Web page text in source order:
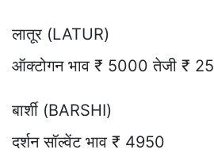
लातूर (LATUR)
ऑक्टोगन भाव ₹ 5000 तेजी ₹ 25
बार्शी (BARSHI)
दर्शन सॉल्वेंट भाव ₹ 4950